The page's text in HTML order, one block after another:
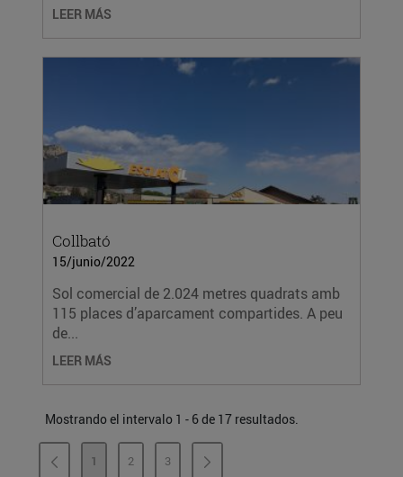
LEER MÁS
Collbató
15/junio/2022
Sol comercial de 2.024 metres quadrats amb
115 places d’aparcament compartides. A peu
de...
LEER MÁS
Mostrando el intervalo 1 - 6 de 17 resultados.
PÁGINA
1 PÁGINA
2 PÁGINA
3